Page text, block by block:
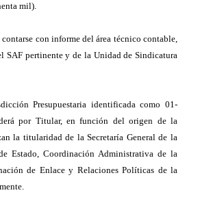
mil).
contarse con informe del área técnico contable,
SAF pertinente y de la Unidad de Sindicatura
Presupuestaria identificada como 01-
por Titular, en función del origen de la
la titularidad de la Secretaría General de la
Estado, Coordinación Administrativa de la
de Enlace y Relaciones Políticas de la